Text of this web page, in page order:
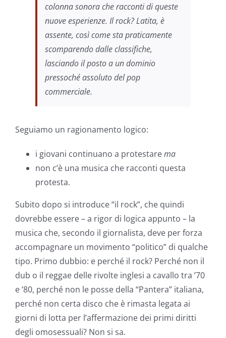
colonna sonora che racconti di queste
nuove esperienze. Il rock? Latita, è
assente, così come sta praticamente
scomparendo dalle classifiche,
lasciando il posto a un dominio
pressoché assoluto del pop
commerciale.
Seguiamo un ragionamento logico:
i giovani continuano a protestarema
non c’è una musica che racconti questa
protesta.
Subito dopo si introduce “il rock”, che quindi
dovrebbe essere – a rigor di logica appunto – la
musica che, secondo il giornalista, deve per forza
accompagnare un movimento “politico” di qualche
tipo. Primo dubbio: e perché il rock? Perché non il
dub o il reggae delle rivolte inglesi a cavallo tra ’70
e ’80, perché non le posse della “Pantera” italiana,
perché non certa disco che è rimasta legata ai
giorni di lotta per l’affermazione dei primi diritti
degli omosessuali? Non si sa.